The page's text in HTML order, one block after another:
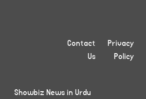
Privacy
Policy
Contact
Us
Showbiz News in Urdu